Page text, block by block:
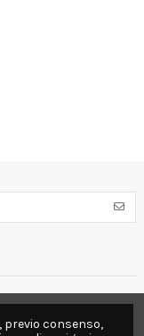
previo consenso,